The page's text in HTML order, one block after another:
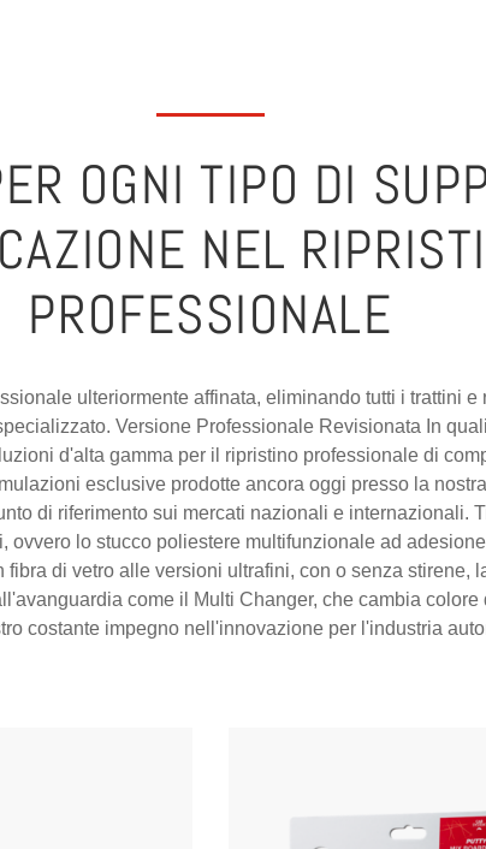
OGNI TIPO DI
NEL
PROFESSIONALE
ulteriormente affinata, eliminando tutti i trattini e
Versione Professionale Revisionata In
d'alta gamma per il ripristino professionale di
esclusive prodotte ancora oggi presso la
di riferimento sui mercati nazionali e internazionali.
ovvero lo stucco poliestere multifunzionale ad
di vetro alle versioni ultrafini, con o senza stirene,
come il Multi Changer, che cambia colore
costante impegno nell'innovazione per l'industria